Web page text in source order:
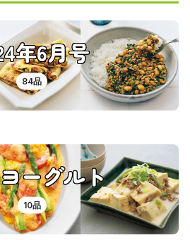
年6月号
84品
ーグルト
10品